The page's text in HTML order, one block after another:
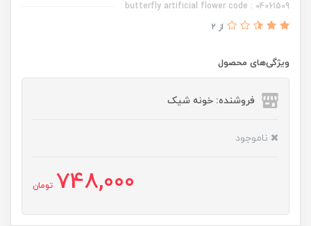
butterfly artificial flower code : 04061509
از 2
ویژگی‌های محصول
فروشنده: خونه شیک
ناموجود
748,000 تومان